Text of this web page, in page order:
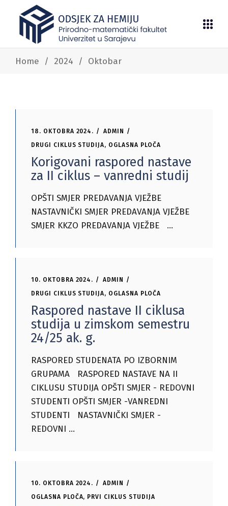
Home / 2024 / Oktobar
18. OKTOBRA 2024.
ADMIN
DRUGI CIKLUS STUDIJA, OGLASNA PLOČA
Korigovani raspored nastave
za II ciklus – vanredni studij
OPŠTI SMJER PREDAVANJA VJEŽBE
NASTAVNIČKI SMJER PREDAVANJA VJEŽBE
SMJER KKZO PREDAVANJA VJEŽBE
10. OKTOBRA 2024.
ADMIN
DRUGI CIKLUS STUDIJA, OGLASNA PLOČA
Raspored nastave II ciklusa
studija u zimskom semestru
24/25 ak. g.
RASPORED STUDENATA PO IZBORNIM
GRUPAMA RASPORED NASTAVE NA II
CIKLUSU STUDIJA OPŠTI SMJER - REDOVNI
STUDENTI OPŠTI SMJER -VANREDNI
STUDENTI NASTAVNIČKI SMJER -
REDOVNI
10. OKTOBRA 2024.
ADMIN
OGLASNA PLOČA, PRVI CIKLUS STUDIJA